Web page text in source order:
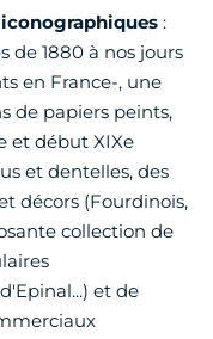
:
de 1880 à nos jours
en France-, une
de papiers peints,
et début XIXe
et dentelles, des
décors (Fourdinois,
collection de
et de